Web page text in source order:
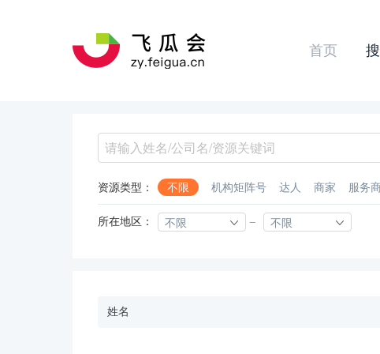
首页
资源类型： 不限 机构矩阵号 达人 商家 服务
所在地区： 不限 - 不限
姓名